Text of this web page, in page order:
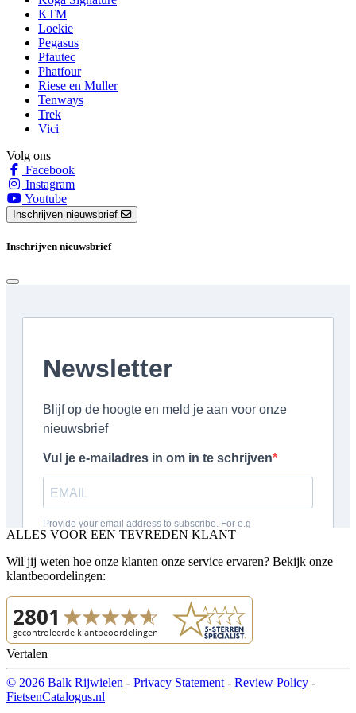
KTM
Loekie
Pegasus
Pfautec
Phatfour
Riese en Muller
Tenways
Trek
Vici
Volg ons
Facebook
Instagram
Youtube
Inschrijven nieuwsbrief
Inschrijven nieuwsbrief
ALLES VOOR EEN TEVREDEN KLANT
Wil jij weten hoe onze klanten onze service ervaren? Bekijk onze
klantbeoordelingen:
Vertalen
© 2026 Balk Rijwielen - Privacy Statement - Review Policy -
FietsenCatalogus.nl